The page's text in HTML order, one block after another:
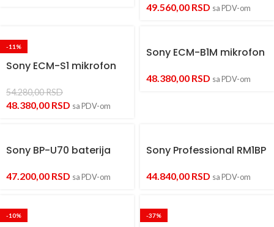
49.560,00 RSD sa PDV-om
-11%
Sony ECM-S1 mikrofon
54.280,00RSD
48.380,00 RSD sa PDV-om
Sony ECM-B1M mikrofon
48.380,00 RSD sa PDV-om
Sony BP-U70 baterija
47.200,00 RSD sa PDV-om
Sony Professional RM1BP
44.840,00 RSD sa PDV-om
-10% -37%